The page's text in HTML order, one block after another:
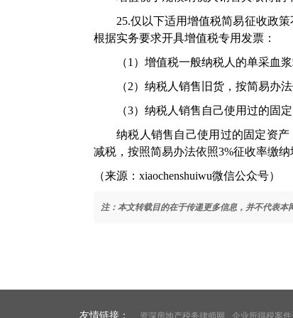
25.仅以下适用增值税简易征收政
根据实务要求开具增值税专用发票：
（1）增值税一般纳税人的单采血
（2）纳税人销售旧货，按简易办
（3）纳税人销售自己使用过的固
纳税人销售自己使用过的固定资
减税，按照简易办法依照3%征收率缴
（来源：xiaochenshuiwu微信公众号）
注：本文转载目的在于传递更多信息，并不代表本
友情链接： 资深房地产税务律师网 企业所得税案